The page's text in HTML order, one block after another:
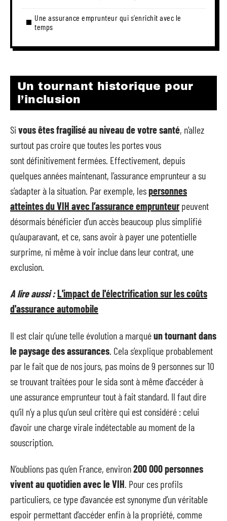
Une assurance emprunteur qui s’enrichit avec le
temps
Un tournant historique pour
l’inclusion
Si vous êtes fragilisé au niveau de votre santé, n’allez
surtout pas croire que toutes les portes vous
sont définitivement fermées. Effectivement, depuis
quelques années maintenant, l’assurance emprunteur a su
s’adapter à la situation. Par exemple, lespersonnes
atteintes du VIH avec l’assurance emprunteurpeuvent
désormais bénéficier d’un accès beaucoup plus simplifié
qu’auparavant, et ce, sans avoir à payer une potentielle
surprime, ni même à voir inclue dans leur contrat, une
exclusion.
A lire aussi :L'impact de l'électrification sur les coûts
d'assurance automobile
Il est clair qu’une telle évolution a marquéun tournant dans
le paysage des assurances . Cela s’explique probablement
par le fait que de nos jours, pas moins de 9 personnes sur 10
se trouvant traitées pour le sida sont à même d’accéder à
une assurance emprunteur tout à fait standard. Il faut dire
qu’il n’y a plus qu’un seul critère qui est considéré : celui
d’avoir une charge virale indétectable au moment de la
souscription.
N’oublions pas qu’en France, environ200 000 personnes
vivent au quotidien avec le VIH. Pour ces profils
particuliers, ce type d’avancée est synonyme d’un véritable
espoir permettant d’accéder enfin à la propriété, comme